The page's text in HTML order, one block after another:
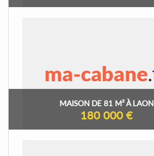
MAISON DE 81 M² À LAON
180 000 €